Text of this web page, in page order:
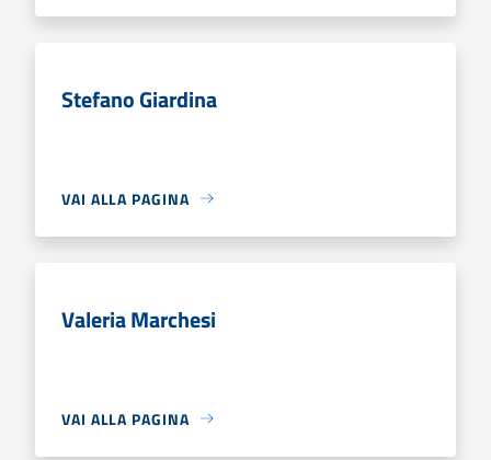
Stefano Giardina
VAI ALLA PAGINA
Valeria Marchesi
VAI ALLA PAGINA